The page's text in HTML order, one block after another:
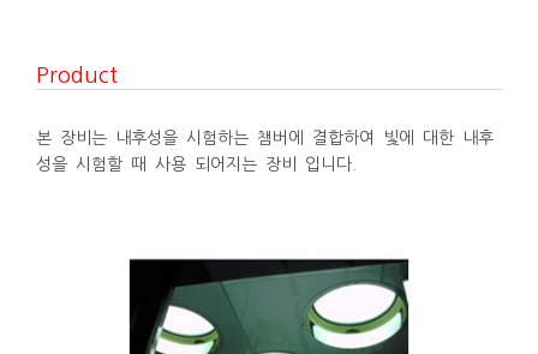
Product
본 장비는 내후성을 시험하는 챔버에 결합하여 빛에 대한 내후
성을 시험할 때 사용 되어지는 장비 입니다.